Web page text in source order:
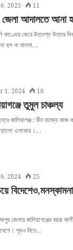
2025 11
জেলা আদালতে আনা
জেরে উত্তপ্ত উত্তর
হল না মালদা…
1, 2024 10
তুমুল চাঞ্চল্য
: ভীন রাজ্যে কাজ
ছড়ালো এলাকায়।…
2024 25
কালিয়াগঞ্জের বয়রা
পূযও দিতে…